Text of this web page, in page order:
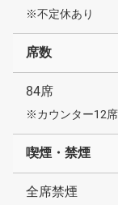
※不定休あり
席数
84席
※カウンター12
喫煙・禁煙
全席禁煙